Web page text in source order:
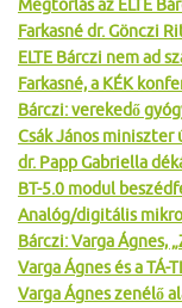
Megtorlás az ELTE
Farkasné dr. Gönczi
ELTE Bárczi nem ad
Farkasné, a KÉK
Bárczi: verekedő
Csák János miniszter
dr. Papp Gabriella
BT-5.0 modul
Analóg/digitális
Bárczi: Varga Ágnes,
Varga Ágnes és a TÁ-
Varga Ágnes zenélő